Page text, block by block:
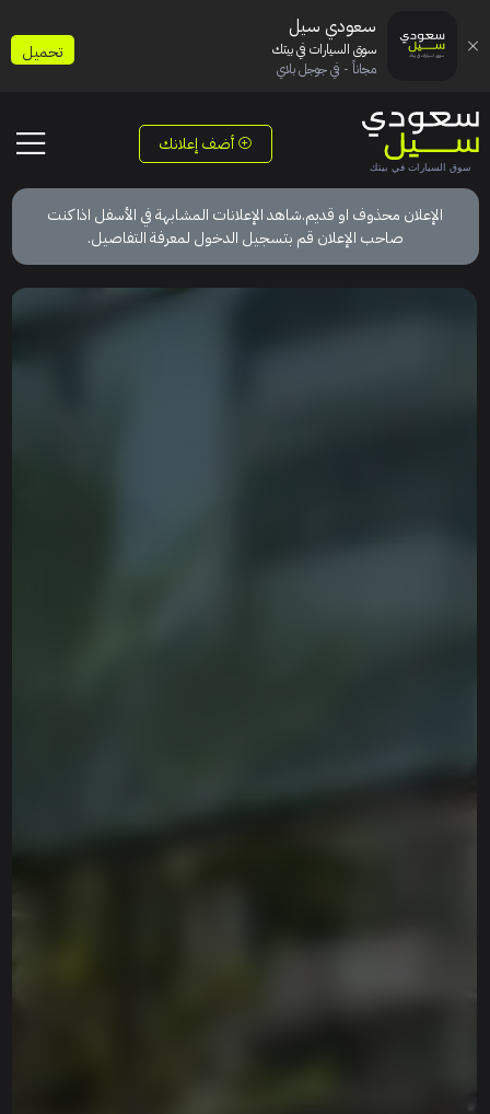
أضف إعلانك
الإعلان محذوف او قديم.شاهد الإعلانات المشابهة في الأسفل اذا كنت
صاحب الإعلان قم بتسجيل الدخول لمعرفة التفاصيل.
سعودي سيل
سوق السيارات في بيتك
مجاناً - في جوجل بلاي
تحميل